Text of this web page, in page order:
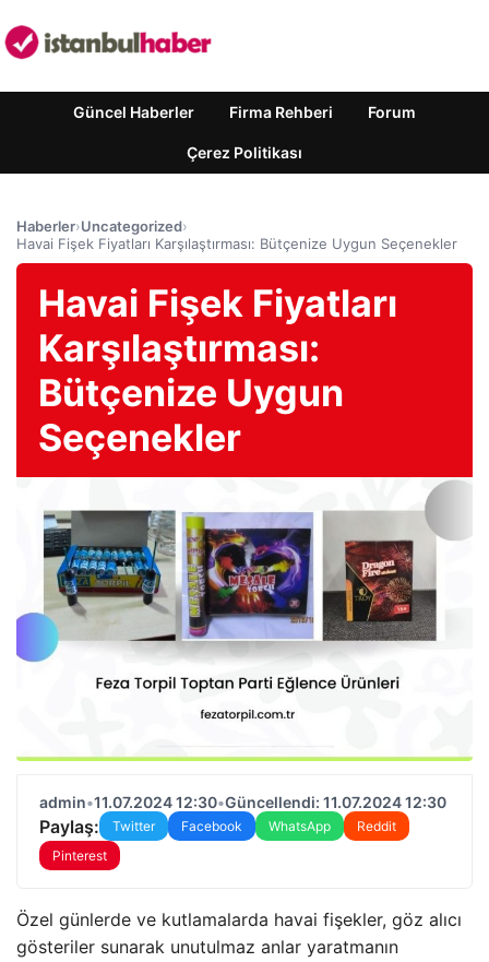
Güncel Haberler Firma Rehberi Forum
Çerez Politikası
Haberler›Uncategorized›
Havai Fişek Fiyatları Karşılaştırması: Bütçenize Uygun Seçenekler
Havai Fişek Fiyatları
Karşılaştırması:
Bütçenize Uygun
Seçenekler
admin•11.07.2024 12:30•Güncellendi: 11.07.2024 12:30
Paylaş: Twitter Facebook WhatsApp
Reddit
Pinterest
Özel günlerde ve kutlamalarda havai fişekler, göz alıcı
gösteriler sunarak unutulmaz anlar yaratmanın